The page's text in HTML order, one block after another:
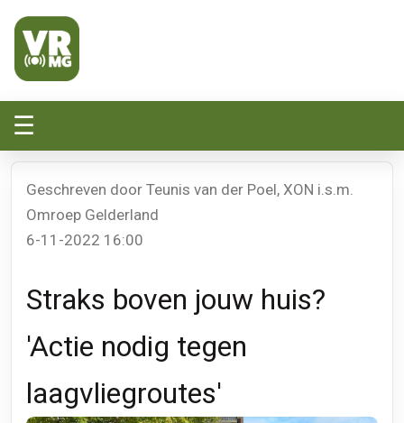
☰
Geschreven door Teunis van der Poel, XON i.s.m.
Omroep Gelderland
6-11-2022 16:00
Straks boven jouw huis?
'Actie nodig tegen
laagvliegroutes'